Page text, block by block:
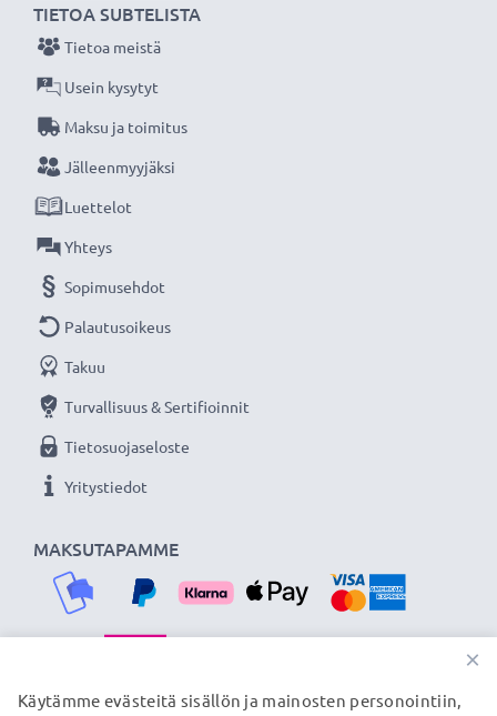
MAKSUTAPAMME
TIETOA SUBTELISTA
Tietoa meistä
Usein kysytyt
Maksu ja toimitus
Jälleenmyyjäksi
Luettelot
Yhteys
Sopimusehdot
Palautusoikeus
Takuu
Turvallisuus & Sertifioinnit
Tietosuojaseloste
Yritystiedot
TOIMITUSKUMPPANIMME
×
Käytämme evästeitä sisällön ja mainosten personointiin,